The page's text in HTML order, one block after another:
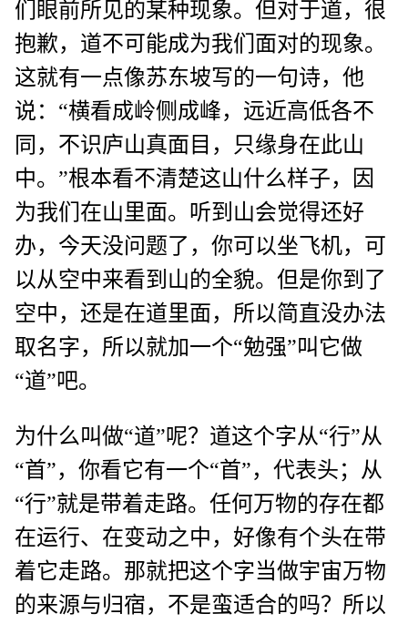
们眼前所见的某种现象。但对于道，很
抱歉，道不可能成为我们面对的现象。
这就有一点像苏东坡写的一句诗，他
说：“横看成岭侧成峰，远近高低各不
同，不识庐山真面目，只缘身在此山
中。”根本看不清楚这山什么样子，因
为我们在山里面。听到山会觉得还好
办，今天没问题了，你可以坐飞机，可
以从空中来看到山的全貌。但是你到了
空中，还是在道里面，所以简直没办法
取名字，所以就加一个“勉强”叫它做
“道”吧。
为什么叫做“道”呢？道这个字从“行”从
“首”，你看它有一个“首”，代表头；从
“行”就是带着走路。任何万物的存在都
在运行、在变动之中，好像有个头在带
着它走路。那就把这个字当做宇宙万物
的来源与归宿，不是蛮适合的吗？所以